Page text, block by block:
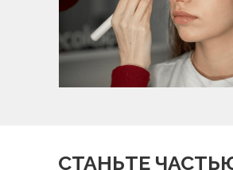
СТАНЬТЕ